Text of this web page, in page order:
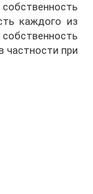
каждого из
частности при